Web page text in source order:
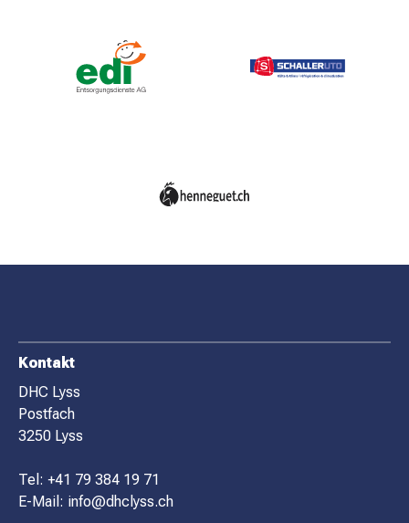
F
O
O
T
E
R
Kontakt
DHC Lyss
Postfach
3250 Lyss
Tel: +41 79 384 19 71
E-Mail: info@dhclyss.ch